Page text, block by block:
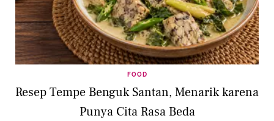
FOOD
Resep Tempe Benguk Santan, Menarik karena
Punya Cita Rasa Beda